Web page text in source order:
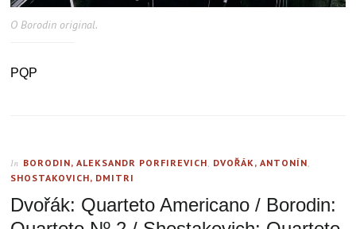
O Borodin original.
PQP
In BORODIN, ALEKSANDR PORFIREVICH DVOŘÁK, ANTONÍN
SHOSTAKOVICH, DMITRI
Dvořák: Quarteto Americano / Borodin: